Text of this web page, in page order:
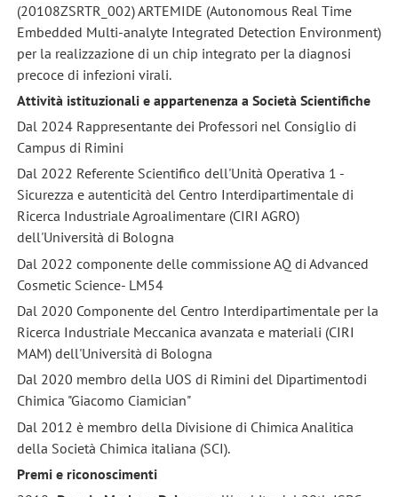
(20108ZSRTR_002) ARTEMIDE (Autonomous Real Time
Embedded Multi-analyte Integrated Detection Environment)
per la realizzazione di un chip integrato per la diagnosi
precoce di infezioni virali.
Attività istituzionali e appartenenza a Società Scientifiche
Dal 2024 Rappresentante dei Professori nel Consiglio di
Campus di Rimini
Dal 2022 Referente Scientifico dell'Unità Operativa 1 -
Sicurezza e autenticità del Centro Interdipartimentale di
Ricerca Industriale Agroalimentare (CIRI AGRO)
dell'Università di Bologna
Dal 2022 componente delle commissione AQ di Advanced
Cosmetic Science- LM54
Dal 2020 Componente del Centro Interdipartimentale per la
Ricerca Industriale Meccanica avanzata e materiali (CIRI
MAM) dell'Università di Bologna
Dal 2020 membro della UOS di Rimini del Dipartimentodi
Chimica "Giacomo Ciamician"
Dal 2012 è membro della Divisione di Chimica Analitica
della Società Chimica italiana (SCI).
Premi e riconoscimenti